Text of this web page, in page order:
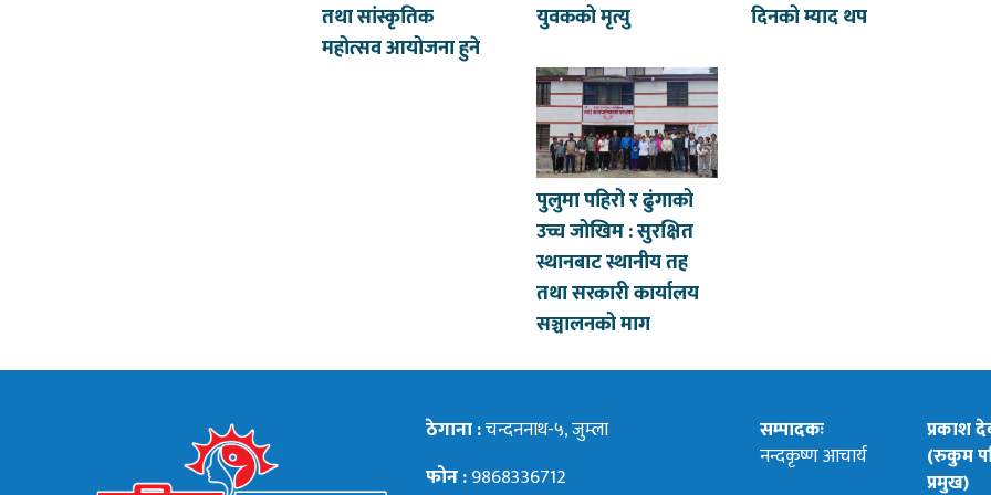
तथा सांस्कृतिक
महोत्सव आयोजना हुने
युवकको मृत्यु
दिनको म्याद थप
पुलुमा पहिरो र ढुंगाको
उच्च जोखिम : सुरक्षित
स्थानबाट स्थानीय तह
तथा सरकारी कार्यालय
सञ्चालनको माग
ठेगाना :चन्दननाथ-५, जुम्ला
फोन :9868336712
सम्पादकः
नन्दकृष्ण आचार्य
प्रकाश
(रुकुम
प्रमुख)